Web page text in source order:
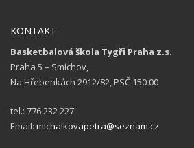
KONTAKT
Basketbalová škola Tygři Praha z.s.
Praha 5 – Smíchov,
Na Hřebenkách 2912/82, PSČ 150 00
tel.: 776 232 227
Email: michalkovapetra@seznam.cz